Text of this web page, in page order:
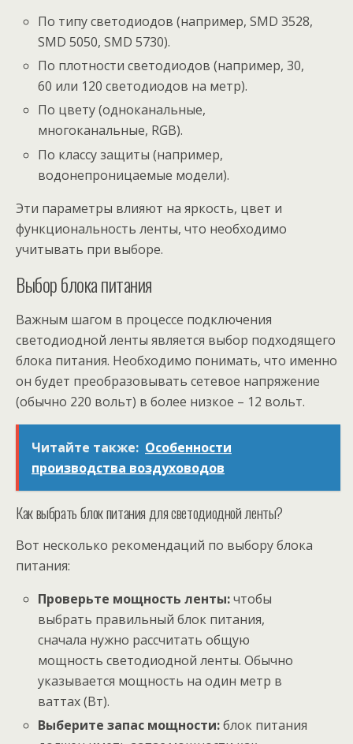
По типу светодиодов (например, SMD 3528,
SMD 5050, SMD 5730).
По плотности светодиодов (например, 30,
60 или 120 светодиодов на метр).
По цвету (одноканальные,
многоканальные, RGB).
По классу защиты (например,
водонепроницаемые модели).
Эти параметры влияют на яркость, цвет и
функциональность ленты, что необходимо
учитывать при выборе.
Выбор блока питания
Важным шагом в процессе подключения
светодиодной ленты является выбор подходящего
блока питания. Необходимо понимать, что именно
он будет преобразовывать сетевое напряжение
(обычно 220 вольт) в более низкое – 12 вольт.
Читайте также: Особенности
производства воздуховодов
Как выбрать блок питания для светодиодной ленты?
Вот несколько рекомендаций по выбору блока
питания:
Проверьте мощность ленты:чтобы
выбрать правильный блок питания,
сначала нужно рассчитать общую
мощность светодиодной ленты. Обычно
указывается мощность на один метр в
ваттах (Вт).
Выберите запас мощности:блок питания